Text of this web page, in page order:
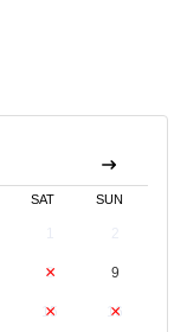
SAT SUN
8 9
15 16